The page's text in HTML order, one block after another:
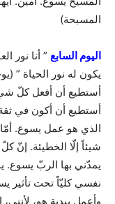
المسبحة)
اليوم السابع ” أنا نور
أستطيع أن أفعل كلّ
أستطيع أن أكون في
الذي هو عمل يسوع.
شيئاً إلّا الخطيئة. إنّ
يمدّني بها الربّ يسوع.
نفسي كليّاً تحت تأثير
وأعمل بيدية هو،